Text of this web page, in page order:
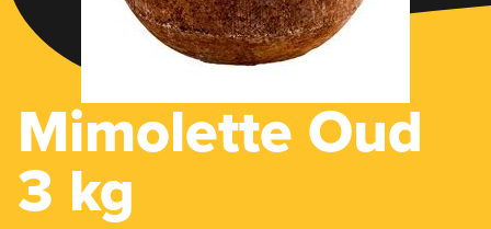
Mimolette Oud
3 kg